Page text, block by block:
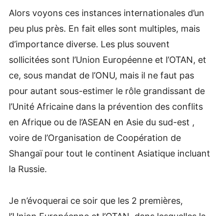
Alors voyons ces instances internationales d’un
peu plus près. En fait elles sont multiples, mais
d’importance diverse. Les plus souvent
sollicitées sont l’Union Européenne et l’OTAN, et
ce, sous mandat de l’ONU, mais il ne faut pas
pour autant sous-estimer le rôle grandissant de
l’Unité Africaine dans la prévention des conflits
en Afrique ou de l’ASEAN en Asie du sud-est ,
voire de l’Organisation de Coopération de
Shangaï pour tout le continent Asiatique incluant
la Russie.
Je n’évoquerai ce soir que les 2 premières,